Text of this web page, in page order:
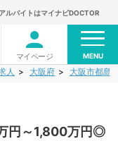
ルバイトはマイナビDOCTOR
マイページ MENU
人 大阪府 大阪市都島
円～1,800万円◎